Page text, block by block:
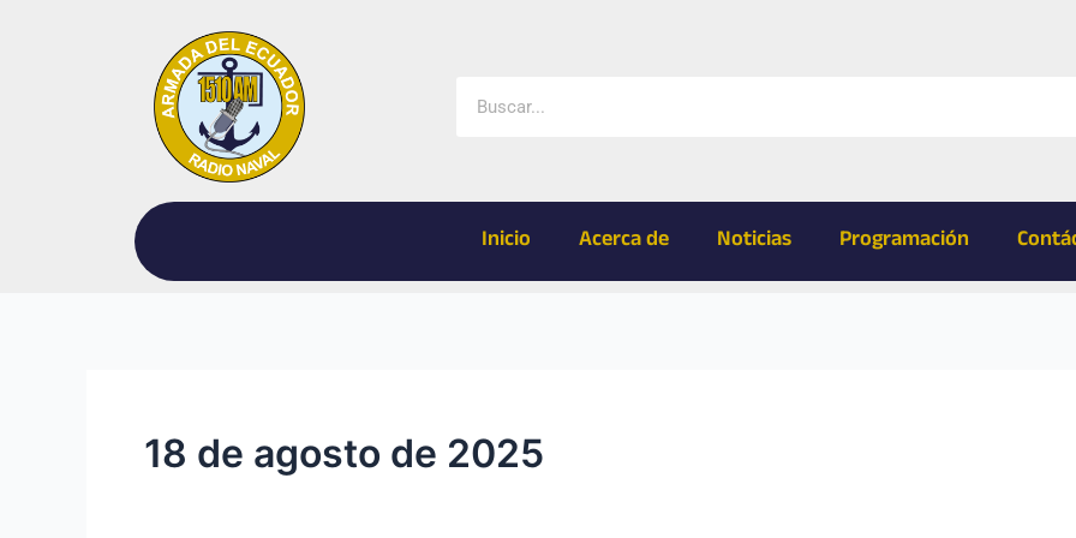
Inicio Acerca de Noticias Programación
18 de agosto de 2025